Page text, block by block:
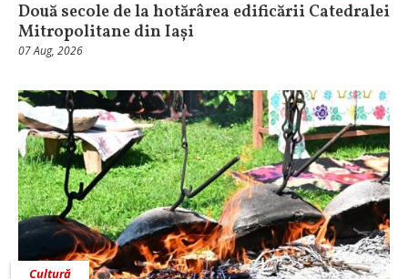
Două secole de la hotărârea edificării Catedralei
Mitropolitane din Iași
07 Aug, 2026
Cultură